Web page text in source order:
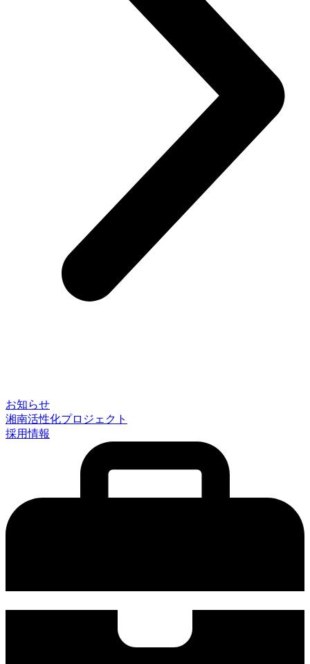
お知らせ
湘南活性化プロジェクト
採用情報